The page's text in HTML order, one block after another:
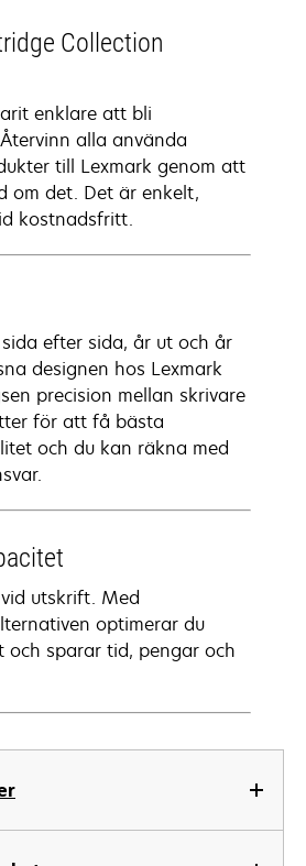
Collection
enklare att bli
alla använda
till Lexmark genom att
om det. Det är enkelt,
kostnadsfritt.
efter sida, år ut och år
designen hos Lexmark
precision mellan skrivare
för att få bästa
och du kan räkna med
utskrift. Med
optimerar du
sparar tid, pengar och